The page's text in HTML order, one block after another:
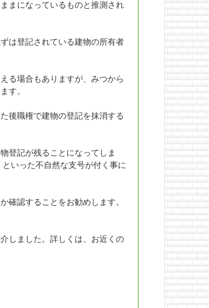
まになっているものと推測され
は登記されている建物の所有者
る場合もありますが、みつから
す。
後職権で建物の登記を抹消する
登記が残ることになってしま
いった不自然な支号が付く事に
確認することをお勧めします。
しました。詳しくは、お近くの